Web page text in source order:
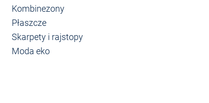
Kombinezony
Płaszcze
Skarpety i rajstopy
Moda eko